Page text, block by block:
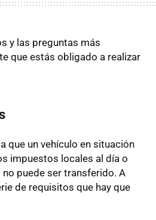
y las preguntas más
que estás obligado a realizar
que un vehículo en situación
impuestos locales al día o
puede ser transferido. A
de requisitos que hay que